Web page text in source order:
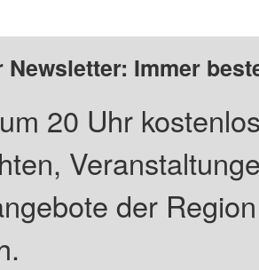
Newsletter: Immer
20 Uhr
der